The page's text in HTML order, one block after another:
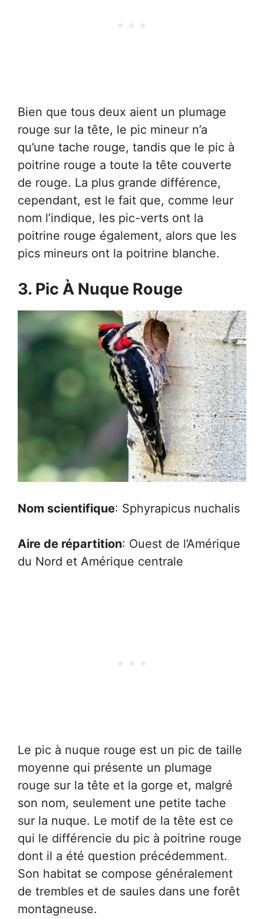
Bien que tous deux aient un plumage
rouge sur la tête, le pic mineur n’a
qu’une tache rouge, tandis que le pic à
poitrine rouge a toute la tête couverte
de rouge. La plus grande différence,
cependant, est le fait que, comme leur
nom l’indique, les pic-verts ont la
poitrine rouge également, alors que les
pics mineurs ont la poitrine blanche.
3. Pic À Nuque Rouge
Nom scientifique: Sphyrapicus nuchalis
Aire de répartition: Ouest de l’Amérique
du Nord et Amérique centrale
Le pic à nuque rouge est un pic de taille
moyenne qui présente un plumage
rouge sur la tête et la gorge et, malgré
son nom, seulement une petite tache
sur la nuque. Le motif de la tête est ce
qui le différencie du pic à poitrine rouge
dont il a été question précédemment.
Son habitat se compose généralement
de trembles et de saules dans une forêt
montagneuse.